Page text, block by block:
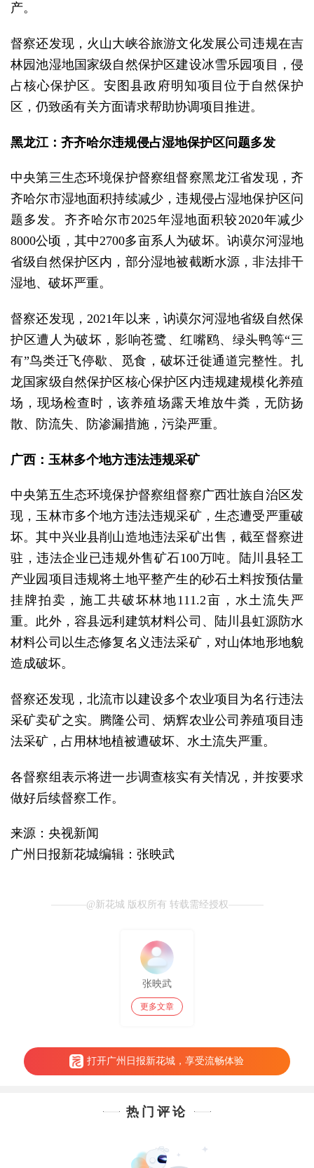
产。
督察还发现，火山大峡谷旅游文化发展公司违规在吉
林园池湿地国家级自然保护区建设冰雪乐园项目，侵
占核心保护区。安图县政府明知项目位于自然保护
区，仍致函有关方面请求帮助协调项目推进。
黑龙江：齐齐哈尔违规侵占湿地保护区问题多发
中央第三生态环境保护督察组督察黑龙江省发现，齐
齐哈尔市湿地面积持续减少，违规侵占湿地保护区问
题多发。齐齐哈尔市2025年湿地面积较2020年减少
8000公顷，其中2700多亩系人为破坏。讷谟尔河湿地
省级自然保护区内，部分湿地被截断水源，非法排干
湿地、破坏严重。
督察还发现，2021年以来，讷谟尔河湿地省级自然保
护区遭人为破坏，影响苍鹭、红嘴鸥、绿头鸭等“三
有”鸟类迁飞停歇、觅食，破坏迁徙通道完整性。扎
龙国家级自然保护区核心保护区内违规建规模化养殖
场，现场检查时，该养殖场露天堆放牛粪，无防扬
散、防流失、防渗漏措施，污染严重。
广西：玉林多个地方违法违规采矿
中央第五生态环境保护督察组督察广西壮族自治区发
现，玉林市多个地方违法违规采矿，生态遭受严重破
坏。其中兴业县削山造地违法采矿出售，截至督察进
驻，违法企业已违规外售矿石100万吨。陆川县轻工
产业园项目违规将土地平整产生的砂石土料按预估量
挂牌拍卖，施工共破坏林地111.2亩，水土流失严
重。此外，容县远利建筑材料公司、陆川县虹源防水
材料公司以生态修复名义违法采矿，对山体地形地貌
造成破坏。
督察还发现，北流市以建设多个农业项目为名行违法
采矿卖矿之实。腾隆公司、炳辉农业公司养殖项目违
法采矿，占用林地植被遭破坏、水土流失严重。
各督察组表示将进一步调查核实有关情况，并按要求
做好后续督察工作。
来源：央视新闻
广州日报新花城编辑：张映武
@新花城 版权所有 转载需经授权
张映武
更多文章
打开广州日报新花城，享受流畅体验
热门评论